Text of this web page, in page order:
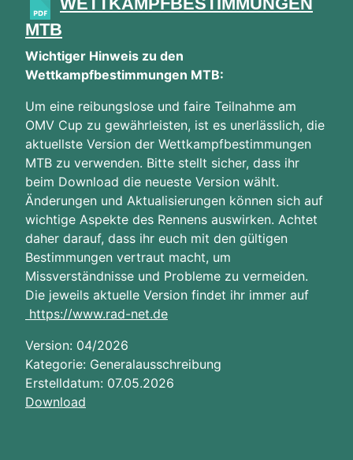
MTB
Wichtiger Hinweis zu den
Wettkampfbestimmungen MTB:
Um eine reibungslose und faire Teilnahme am
OMV Cup zu gewährleisten, ist es unerlässlich, die
aktuellste Version der Wettkampfbestimmungen
MTB zu verwenden. Bitte stellt sicher, dass ihr
beim Download die neueste Version wählt.
Änderungen und Aktualisierungen können sich auf
wichtige Aspekte des Rennens auswirken. Achtet
daher darauf, dass ihr euch mit den gültigen
Bestimmungen vertraut macht, um
Missverständnisse und Probleme zu vermeiden.
Die jeweils aktuelle Version findet ihr immer auf
https://www.rad-net.de
Version: 04/2026
Kategorie: Generalausschreibung
Erstelldatum: 07.05.2026
Download